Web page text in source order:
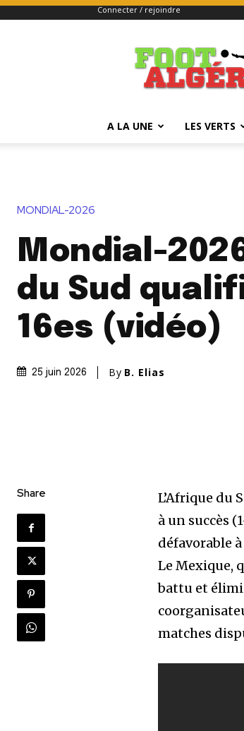
Connecter / rejoindre
A LA UNE LES VERTS
MONDIAL-2026
Mondial-
du Sud
16es (vidéo)
25 juin 2026 By B. Elias
Share
L’Afrique du
à un succès
défavorable
Le Mexique,
battu et
matches